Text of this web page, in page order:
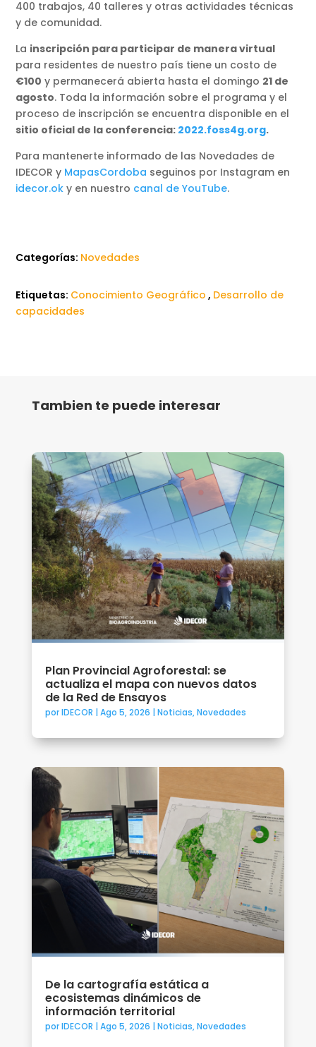
400 trabajos, 40 talleres y otras actividades técnicas
y de comunidad.
La inscripción para participar de manera virtual
para residentes de nuestro país tiene un costo de
€100 y permanecerá abierta hasta el domingo 21 de
agosto. Toda la información sobre el programa y el
proceso de inscripción se encuentra disponible en el
sitio oficial de la conferencia: 2022.foss4g.org.
Para mantenerte informado de las Novedades de
IDECOR y MapasCordoba seguinos por Instagram en
idecor.ok y en nuestro canal de YouTube.
Categorías: Novedades
Etiquetas: Conocimiento Geográfico , Desarrollo de
capacidades
Tambien te puede interesar
Plan Provincial Agroforestal: se
actualiza el mapa con nuevos datos
de la Red de Ensayos
porIDECOR | Ago 5, 2026 | Noticias,Novedades
De la cartografía estática a
ecosistemas dinámicos de
información territorial
porIDECOR | Ago 5, 2026 | Noticias,Novedades